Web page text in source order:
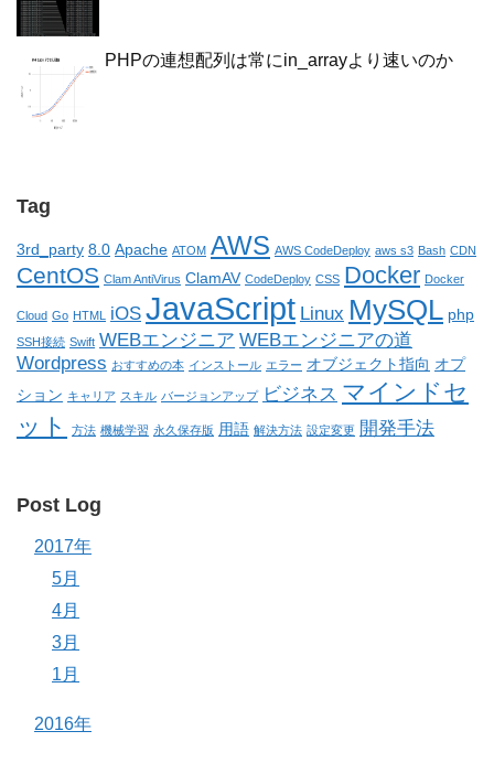
PHPの連想配列は常にin_arrayより速いのか
Tag
3rd_party 8.0 Apache ATOM AWS AWS CodeDeploy aws s3 Bash CDN
CentOS Clam AntiVirus ClamAV CodeDeploy CSS Docker Docker
Cloud Go HTML iOS JavaScript Linux MySQL php
SSH接続 Swift WEBエンジニア WEBエンジニアの道
Wordpress おすすめの本 インストール エラー オブジェクト指向 オプ
ション キャリア スキル バージョンアップ ビジネス マインドセ
ット
方法 機械学習 永久保存版 用語 解決方法 設定変更 開発手法
Post Log
2017年
5月
4月
3月
1月
2016年